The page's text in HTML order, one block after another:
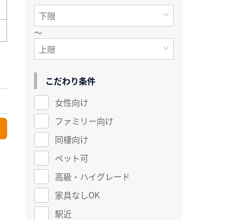
～
こだわり条件
女性向け
ファミリー向け
同棲向け
ペット可
高級・ハイグレード
家具なしOK
駅近